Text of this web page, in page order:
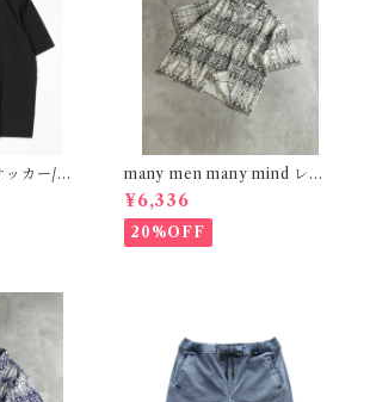
カー/オ
many men many mind レー
ヨン 総柄シャツ バティック ネ
イティブ ブラック M261506
0
¥6,336
20%OFF